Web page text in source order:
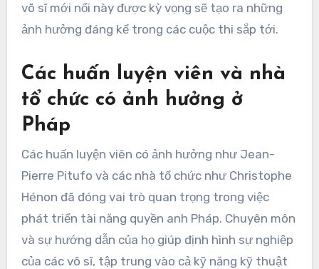
võ sĩ mới nổi này được kỳ vọng sẽ tạo ra những
ảnh hưởng đáng kể trong các cuộc thi sắp tới.
Các huấn luyện viên và nhà
tổ chức có ảnh hưởng ở
Pháp
Các huấn luyện viên có ảnh hưởng như Jean-
Pierre Pitufo và các nhà tổ chức như Christophe
Hénon đã đóng vai trò quan trọng trong việc
phát triển tài năng quyền anh Pháp. Chuyên môn
và sự hướng dẫn của họ giúp định hình sự nghiệp
của các võ sĩ, tập trung vào cả kỹ năng kỹ thuật